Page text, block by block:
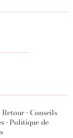
•Conseils
•Politique de